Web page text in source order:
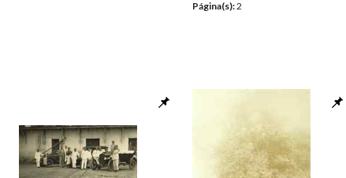
Página(s):2